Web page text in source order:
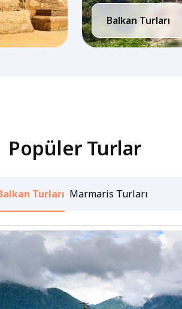
Balkan Turları
Popüler Turlar
Turları Marmaris Turları